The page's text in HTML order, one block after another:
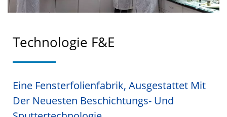
Technologie F&E
Eine Fensterfolienfabrik, Ausgestattet Mit
Der Neuesten Beschichtungs- Und